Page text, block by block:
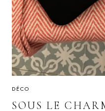
DÉCO
SOUS LE